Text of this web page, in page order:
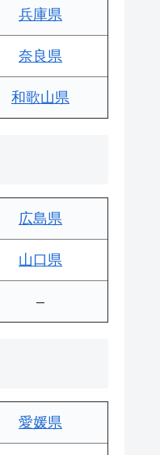
兵庫県
奈良県
和歌山県
広島県
山口県
–
愛媛県